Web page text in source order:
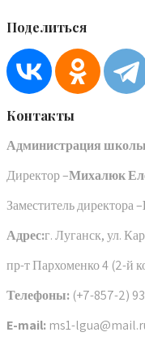
Поделиться
Контакты
Администрация
Директор –Михалюк
Заместитель директора –
Адрес:г. Луганск, ул.
пр-т Пархоменко 4 (2-й
Телефоны: (+7-857-2)
E-mail: ms1-